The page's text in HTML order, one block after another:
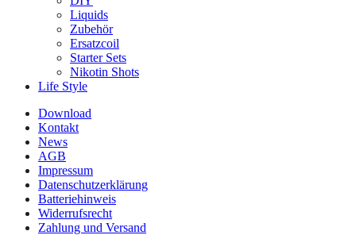
Liquids
Zubehör
Ersatzcoil
Starter Sets
Nikotin Shots
Life Style
Download
Kontakt
News
AGB
Impressum
Datenschutzerklärung
Batteriehinweis
Widerrufsrecht
Zahlung und Versand